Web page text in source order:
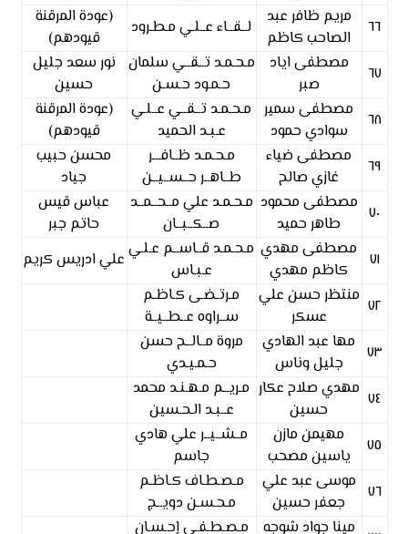
٦٦
مريم ظافر عبد
الصاحب كاظم
لــقــاء عــلـي مـطـرود
(عودة المرقنة
قيودهم)
٦٧
مصطفى اياد
صبر
مـحـمـد تــقــي سلمان
حـمـود حـسـن
نور سعد جليل
حسين
٦٨
مصطفى سمير
سوادي حمود
مـحـمـد تــقــي عــلـي
عـبـد الحميد
(عودة المرقنة
قيودهم)
٦٩
مصطفى ضياء
غازي صالح
مـحـمـد ظــافـــر
طــاهــر حــســيــن
محسن حبيب
جياد
٧٠ مصطفى محمود
طاهر حميد
مـحـمـد علي مــحــمــد
صــكــبــان
عباس قيس
حاتم جبر
٧١ مصطفى مهدي
كاظم مهدي
مـحـمـد قــاســم عـلـي
عـبـاس
علي ادريس كريم
٧٢ منتظر حسن علي
عسكر
مـرتـضـى كـاظـم
ســراوه عــطــيــة
٧٣ مها عبد الهادي
جليل وناس
مروة مــالــح حسن
حـمـيـدي
٧٤ مهدي صلاح عكار
حسين
مـريــم مـهـنـد محمد
عــبـد الـحـسين
٧٥
مهيمن مازن
ياسين مصحب
مــشــيــر علي هادي
جاسم
٧٦ موسى عبد علي
جعفر حسين
مـصـطـاف كـاظـم
مـحـسـن دويــج
مينا جواد شوجه
مـصـطـفـى إحـسـان